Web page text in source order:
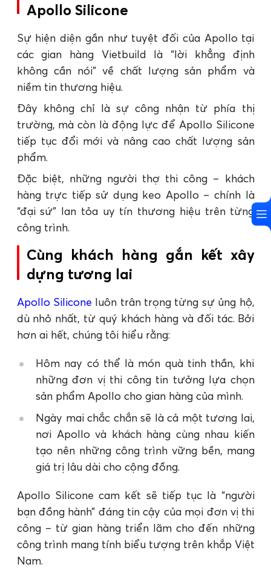
Apollo Silicone
Sự hiện diện gần như tuyệt đối của Apollo tại
các gian hàng Vietbuild là “lời khẳng định
không cần nói” về chất lượng sản phẩm và
niềm tin thương hiệu.
Đây không chỉ là sự công nhận từ phía thị
trường, mà còn là động lực để Apollo Silicone
tiếp tục đổi mới và nâng cao chất lượng sản
phẩm.
Đặc biệt, những người thợ thi công – khách
hàng trực tiếp sử dụng keo Apollo – chính là
“đại sứ” lan tỏa uy tín thương hiệu trên từng
công trình.
Cùng khách hàng gắn kết xây
dựng tương lai
Apollo Silicone luôn trân trọng từng sự ủng hộ,
dù nhỏ nhất, từ quý khách hàng và đối tác. Bởi
hơn ai hết, chúng tôi hiểu rằng:
Hôm nay có thể là món quà tinh thần, khi
những đơn vị thi công tin tưởng lựa chọn
sản phẩm Apollo cho gian hàng của mình.
Ngày mai chắc chắn sẽ là cả một tương lai,
nơi Apollo và khách hàng cùng nhau kiến
tạo nên những công trình vững bền, mang
giá trị lâu dài cho cộng đồng.
Apollo Silicone cam kết sẽ tiếp tục là “người
bạn đồng hành” đáng tin cậy của mọi đơn vị thi
công – từ gian hàng triển lãm cho đến những
công trình mang tính biểu tượng trên khắp Việt
Nam.